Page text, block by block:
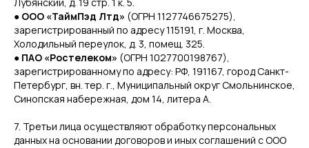
● ООО «ТаймПэд Лтд» (ОГРН 1127746675275),
зарегистрированный по адресу 115191, г. Москва,
Холодильный переулок, д. 3, помещ. 325.
● ПАО «Ростелеком» (ОГРН 1027700198767),
зарегистрированному по адресу: РФ, 191167, город Санкт-
Петербург, вн. тер. г., Муниципальный округ Смольнинское,
Синопская набережная, дом 14, литера А.
7. Третьи лица осуществляют обработку персональных
данных на основании договоров и иных соглашений с ООО